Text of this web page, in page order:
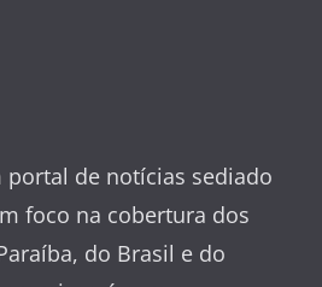
portal de notícias sediado
foco na cobertura dos
do Brasil e do